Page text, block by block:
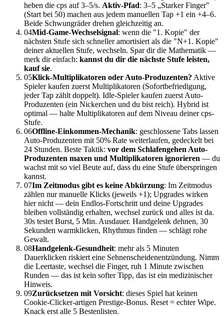
heben die cps auf 3–5/s. Aktiv-Pfad: 3–5 „Starker Finger"
(Start bei 50) machen aus jedem manuellen Tap +1 ein +4–6.
Beide Schwungräder drehen gleichzeitig an.
04Mid-Game-Wechselsignal: wenn die "1. Kopie" der
nächsten Stufe sich schneller amortisiert als die "N+1. Kopie"
deiner aktuellen Stufe, wechseln. Spar dir die Mathematik —
merk dir einfach: kannst du dir die nächste Stufe leisten,
kauf sie.
05Klick-Multiplikatoren oder Auto-Produzenten? Aktive
Spieler kaufen zuerst Multiplikatoren (Sofortbefriedigung,
jeder Tap zählt doppelt). Idle-Spieler kaufen zuerst Auto-
Produzenten (ein Nickerchen und du bist reich). Hybrid ist
optimal — halte Multiplikatoren auf dem Niveau deiner cps-
Stufe.
06Offline-Einkommen-Mechanik: geschlossene Tabs lassen
Auto-Produzenten mit 50% Rate weiterlaufen, gedeckelt bei
24 Stunden. Beste Taktik: vor dem Schlafengehen Auto-
Produzenten maxen und Multiplikatoren ignorieren — du
wachst mit so viel Beute auf, dass du eine Stufe überspringen
kannst.
07Im Zeitmodus gibt es keine Abkürzung: Im Zeitmodus
zählen nur manuelle Klicks (jeweils +1); Upgrades wirken
hier nicht — dein Endlos-Fortschritt und deine Upgrades
bleiben vollständig erhalten, wechsel zurück und alles ist da.
30s testet Burst, 5 Min. Ausdauer. Handgelenk dehnen, 30
Sekunden warmklicken, Rhythmus finden — schlägt rohe
Gewalt.
08Handgelenk-Gesundheit: mehr als 5 Minuten
Dauerklicken riskiert eine Sehnenscheidenentzündung. Nimm
die Leertaste, wechsel die Finger, ruh 1 Minute zwischen
Runden — das ist kein softer Tipp, das ist ein medizinischer
Hinweis.
09Zurücksetzen mit Vorsicht: dieses Spiel hat keinen
Cookie-Clicker-artigen Prestige-Bonus. Reset = echter Wipe.
Knack erst alle 5 Bestenlisten.